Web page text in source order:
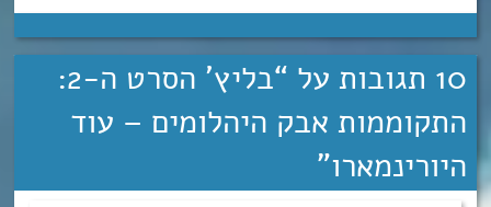
10 תגובות על “
בליץ’ הסרט ה-2:
התקוממות אבק היהלומים – עוד
היורינמארו”